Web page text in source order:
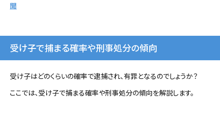
聞
受け子で捕まる確率や刑事処分の傾向
受け子はどのくらいの確率で逮捕され、有罪となるのでしょうか？
ここでは、受け子で捕まる確率や刑事処分の傾向を解説します。